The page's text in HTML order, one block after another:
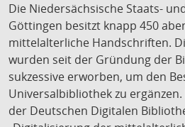
Die Niedersächsische Staats-
Göttingen besitzt knapp 450
mittelalterliche Handschriften.
wurden seit der Gründung der
sukzessive erworben, um den
Universalbibliothek zu
der Deutschen Digitalen